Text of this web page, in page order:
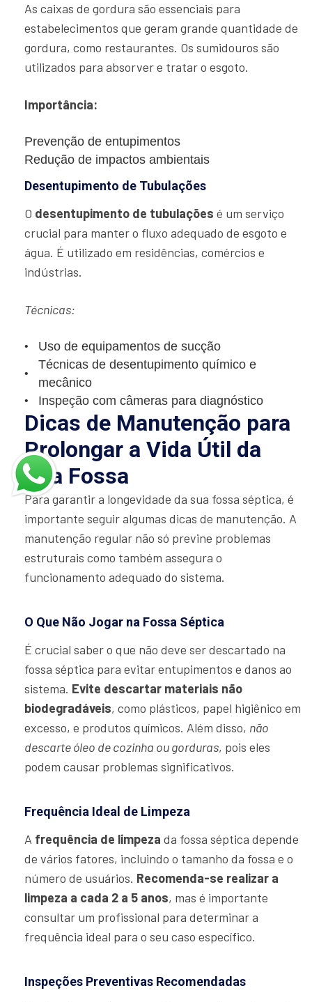
As caixas de gordura são essenciais para
estabelecimentos que geram grande quantidade de
gordura, como restaurantes. Os sumidouros são
utilizados para absorver e tratar o esgoto.
Importância:
Prevenção de entupimentos
Redução de impactos ambientais
Desentupimento de Tubulações
O desentupimento de tubulações é um serviço
crucial para manter o fluxo adequado de esgoto e
água. É utilizado em residências, comércios e
indústrias.
Técnicas:
Uso de equipamentos de sucção
Técnicas de desentupimento químico e
mecânico
Inspeção com câmeras para diagnóstico
Dicas de Manutenção para
Prolongar a Vida Útil da
Sua Fossa
Para garantir a longevidade da sua fossa séptica, é
importante seguir algumas dicas de manutenção. A
manutenção regular não só previne problemas
estruturais como também assegura o
funcionamento adequado do sistema.
O Que Não Jogar na Fossa Séptica
É crucial saber o que não deve ser descartado na
fossa séptica para evitar entupimentos e danos ao
sistema. Evite descartar materiais não
biodegradáveis, como plásticos, papel higiênico em
excesso, e produtos químicos. Além disso, não
descarte óleo de cozinha ou gorduras, pois eles
podem causar problemas significativos.
Frequência Ideal de Limpeza
A frequência de limpeza da fossa séptica depende
de vários fatores, incluindo o tamanho da fossa e o
número de usuários. Recomenda-se realizar a
limpeza a cada 2 a 5 anos, mas é importante
consultar um profissional para determinar a
frequência ideal para o seu caso específico.
Inspeções Preventivas Recomendadas